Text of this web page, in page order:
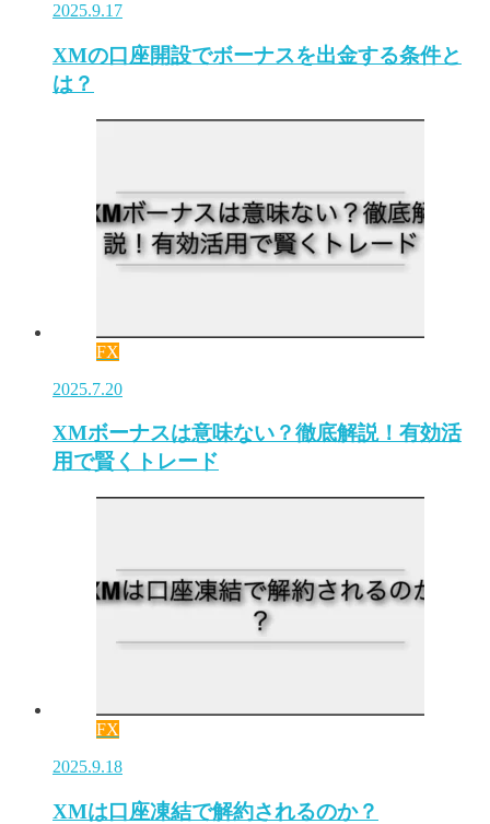
2025.9.17
XMの口座開設でボーナスを出金する条件と
は？
FX
2025.7.20
XMボーナスは意味ない？徹底解説！有効活
用で賢くトレード
FX
2025.9.18
XMは口座凍結で解約されるのか？